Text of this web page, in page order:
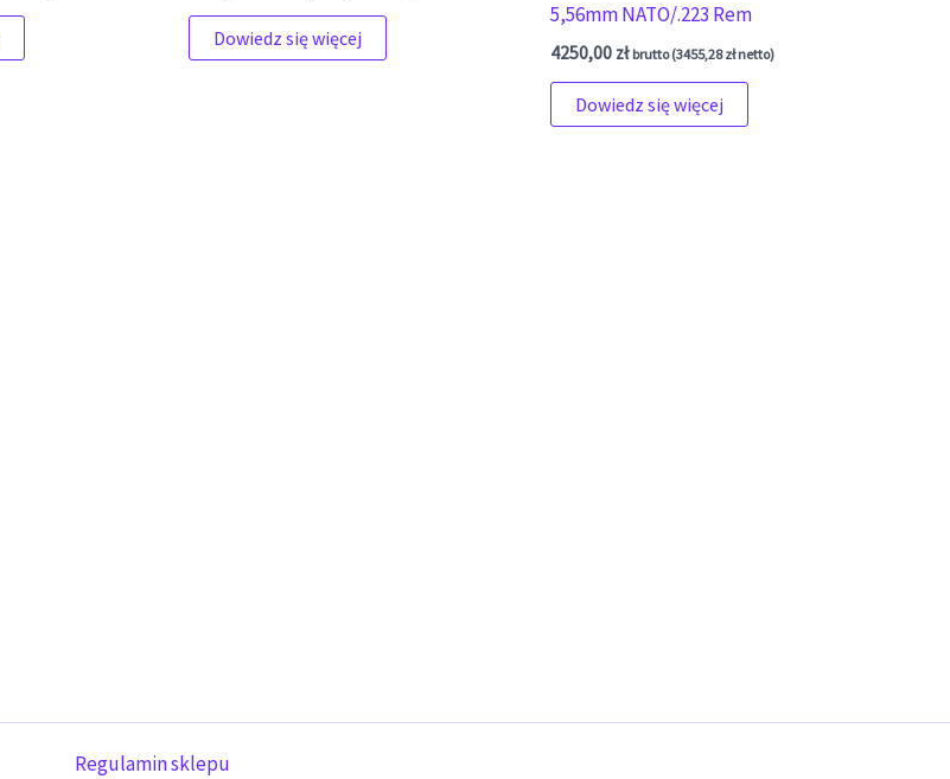
Dowiedz się więcej
5,56mm NATO/.223 Rem
4250,00 zł brutto (3455,28złnetto)
Dowiedz się więcej
Regulamin sklepu